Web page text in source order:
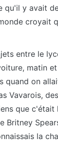
qu'il y avait
croyait
entre le
matin
quand on
Vavarois,
que c'était
Britney
la